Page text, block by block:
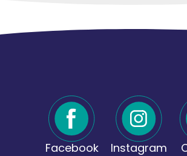
Facebook Instagram